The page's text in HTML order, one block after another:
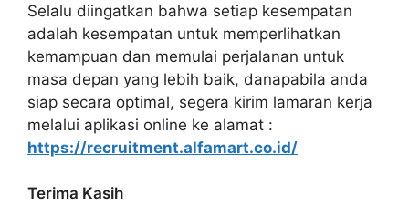
Selalu diingatkan bahwa setiap kesempatan
adalah kesempatan untuk memperlihatkan
kemampuan dan memulai perjalanan untuk
masa depan yang lebih baik, danapabila anda
siap secara optimal, segera kirim lamaran kerja
melalui aplikasi online ke alamat :
https://recruitment.alfamart.co.id/
Terima Kasih